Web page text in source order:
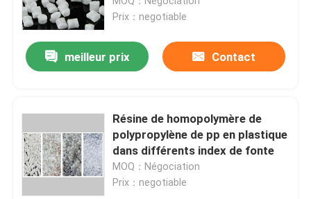
Prix：negotiable
meilleur prix Contact
Résine de homopolymère de
polypropylène de pp en plastique
dans différents index de fonte
MOQ：Négociation
Prix：negotiable